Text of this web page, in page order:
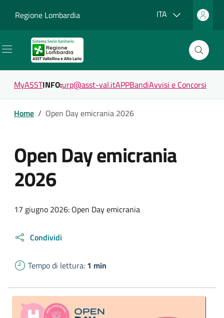
Regione Lombardia Lingua attiva:
ITA
MyASSTINFO:urp@asst-val.itAPPBandiAvvisi e Concorsi
Home / Open Day emicrania 2026
Open Day emicrania
2026
17 giugno 2026: Open Day emicrania
Condividi
Tempo di lettura: 1 min